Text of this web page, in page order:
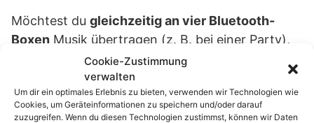
Möchtest du gleichzeitig an vier Bluetooth-
Boxen Musik übertragen (z. B. bei einer Party),
dann lohnt sich die Anschaffung des
A10m_X2_Splitter. Dieses Set enthält zwei
Transmitter/Splitter, sowie einen Klinken-
Adapter. Das Set kosten um die 125 Euro. Damit
Cookie-Zustimmung
verwalten
Um dir ein optimales Erlebnis zu bieten, verwenden wir Technologien wie
Cookies, um Geräteinformationen zu speichern und/oder darauf
zuzugreifen. Wenn du diesen Technologien zustimmst, können wir Daten